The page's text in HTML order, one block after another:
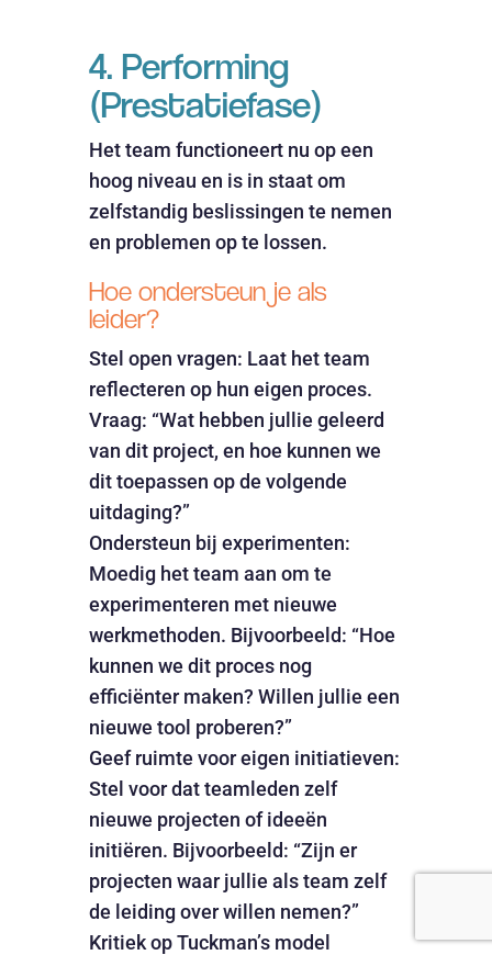
4. Performing
(Prestatiefase)
Het team functioneert nu op een
hoog niveau en is in staat om
zelfstandig beslissingen te nemen
en problemen op te lossen.
Hoe ondersteun je als
leider?
Stel open vragen: Laat het team
reflecteren op hun eigen proces.
Vraag: “Wat hebben jullie geleerd
van dit project, en hoe kunnen we
dit toepassen op de volgende
uitdaging?”
Ondersteun bij experimenten:
Moedig het team aan om te
experimenteren met nieuwe
werkmethoden. Bijvoorbeeld: “Hoe
kunnen we dit proces nog
efficiënter maken? Willen jullie een
nieuwe tool proberen?”
Geef ruimte voor eigen initiatieven:
Stel voor dat teamleden zelf
nieuwe projecten of ideeën
initiëren. Bijvoorbeeld: “Zijn er
projecten waar jullie als team zelf
de leiding over willen nemen?”
Kritiek op Tuckman’s model